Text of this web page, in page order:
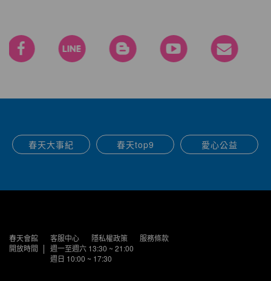
春天大事紀 春天top9 愛心公益
春天會館 客服中心 隱私權政策
服務條款
開放時間
週一至週六 13:30 ~ 21:00
週日 10:00 ~ 17:30